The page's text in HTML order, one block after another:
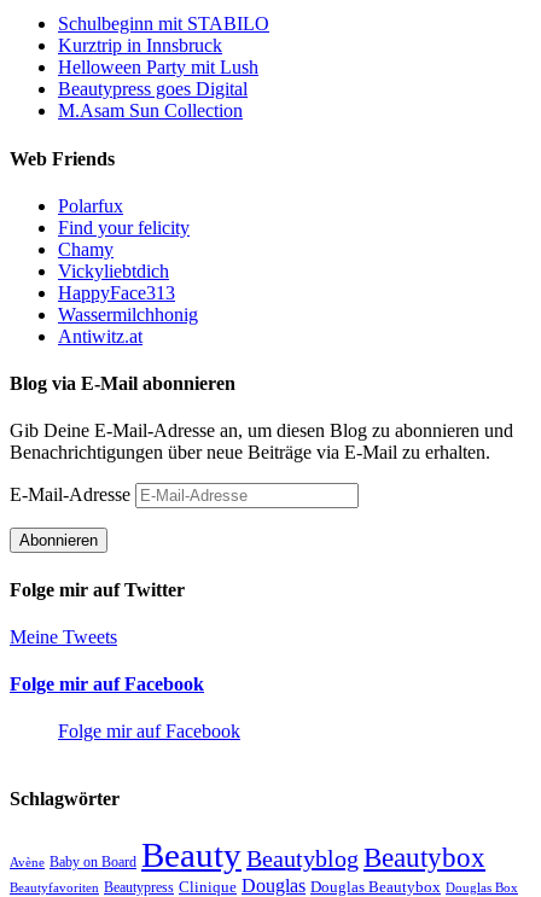
Schulbeginn mit STABILO
Kurztrip in Innsbruck
Helloween Party mit Lush
Beautypress goes Digital
M.Asam Sun Collection
Web Friends
Polarfux
Find your felicity
Chamy
Vickyliebtdich
HappyFace313
Wassermilchhonig
Antiwitz.at
Blog via E-Mail abonnieren
Gib Deine E-Mail-Adresse an, um diesen Blog zu abonnieren und
Benachrichtigungen über neue Beiträge via E-Mail zu erhalten.
E-Mail-Adresse
Abonnieren
Folge mir auf Twitter
Meine Tweets
Folge mir auf Facebook
Folge mir auf Facebook
Schlagwörter
Avène Baby on Board BeautyBeautyblog Beautybox
Beautyfavoriten Beautypress Clinique Douglas Douglas Beautybox Douglas Box